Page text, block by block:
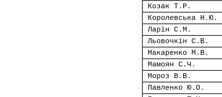
Козак Т.Р.
Королевська Н.Ю.
Ларін С.М.
Льовочкін С.В.
Макаренко М.В.
Мамоян С.Ч.
Мороз В.В.
Павленко Ю.О.